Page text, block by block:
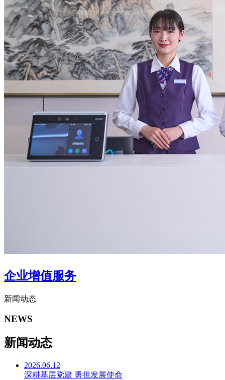
企业增值服务
新闻动态
NEWS
新闻动态
2026.06.12
深耕基层党建 勇担发展使命